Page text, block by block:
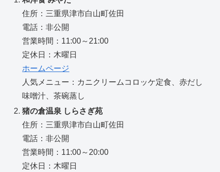
住所：三重県津市白山町佐田
電話：非公開
営業時間：11:00～21:00
定休日：木曜日
ホームページ
人気メニュー：カニクリームコロッケ定食、赤だし
味噌汁、茶碗蒸し
猪の倉温泉 しらさぎ苑
住所：三重県津市白山町佐田
電話：非公開
営業時間：11:00～20:00
定休日：木曜日